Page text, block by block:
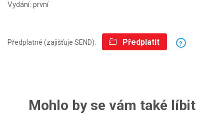
Vydání: první
Předplatné (zajišťuje SEND): Předplatit ?
Mohlo by se vám také líbit